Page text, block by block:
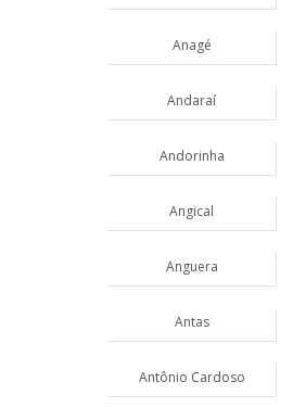
Anagé
Andaraí
Andorinha
Angical
Anguera
Antas
Antônio Cardoso